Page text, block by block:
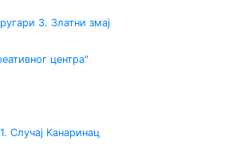
3. Златни змај
центра"
Канаринац